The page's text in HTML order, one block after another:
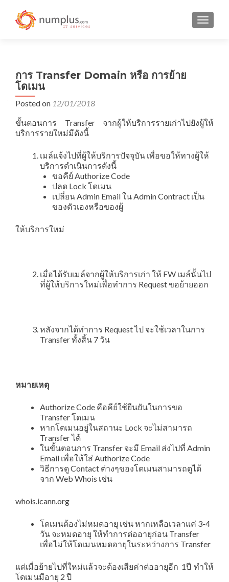
การ Transfer Domain หรือ การย้าย
โดเมน
Posted on 12/01/2018
ขั้นตอนการ Transfer จากผู้ให้บริการรายเก่าไปยังผู้ให้
บริการรายใหม่มีดังนี้
เมล์แจ้งไปที่ผู้ให้บริการปัจจุบัน เพื่อขอให้ทางผู้ให้
บริการดำเนินการดังนี้
ขอคีย์ Authorize Code
ปลด Lock โดเมน
เปลี่ยน Admin Email ใน Admin Contract เป็น
ของตัวเองหรือของผู้
ให้บริการใหม่
เมื่อได้รับเมล์จากผู้ให้บริการเก่า ให้ FW เมล์นั้นไป
ที่ผู้ให้บริการใหม่เพื่อทำการ Request ขอย้ายออก
หลังจากได้ทำการ Request ไป จะใช้เวลาในการ
Transfer ทั้งสิ้น 7 วัน
หมายเหตุ
Authorize Code คือคีย์ใช้ยืนยันในการขอ
Transfer โดเมน
หากโดเมนอยู่ในสถานะ Lock จะไม่สามารถ
Transfer ได้
ในขั้นตอนการ Transfer จะมี Email ส่งไปที่ Admin
Email เพื่อให้ใส่ Authorize Code
วิธีการดู Contact ต่างๆของโดเมนสามารถดูได้
จาก Web Whois เช่น
whois.icann.org
โดเมนต้องไม่หมดอายุ เช่น หากเหลือเวลาแค่ 3-4
วัน จะหมดอายุ ให้ทำการต่ออายุก่อน Transfer
เพื่อไม่ให้โดเมนหมดอายุในระหว่างการ Transfer
แต่เมื่อย้ายไปที่ใหม่แล้วจะต้องเสียค่าต่ออายุอีก 1ปี ทำให้
โดเมนมีอายุ 2 ปี